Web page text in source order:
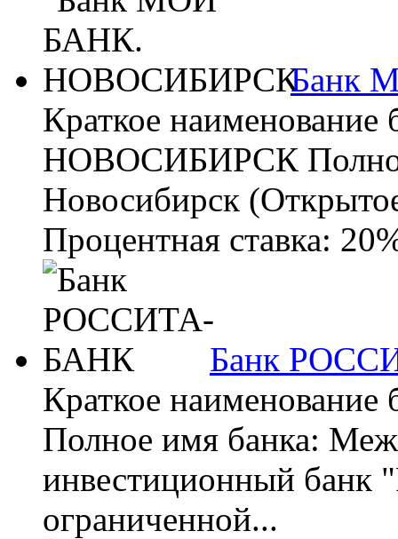
Банк
Краткое
НОВОСИБИРСК
Новосибирск
Процентная ставка:
Банк
Краткое
Полное имя банка:
инвестиционный
ограниченной...